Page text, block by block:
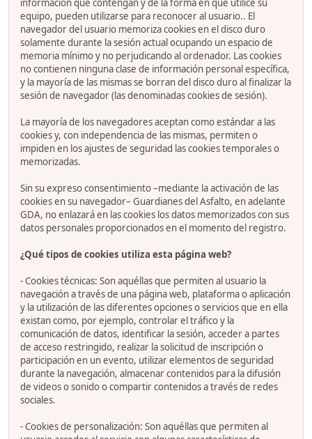
información que contengan y de la forma en que utilice su
equipo, pueden utilizarse para reconocer al usuario.. El
navegador del usuario memoriza cookies en el disco duro
solamente durante la sesión actual ocupando un espacio de
memoria mínimo y no perjudicando al ordenador. Las cookies
no contienen ninguna clase de información personal específica,
y la mayoría de las mismas se borran del disco duro al finalizar la
sesión de navegador (las denominadas cookies de sesión).
La mayoría de los navegadores aceptan como estándar a las
cookies y, con independencia de las mismas, permiten o
impiden en los ajustes de seguridad las cookies temporales o
memorizadas.
Sin su expreso consentimiento –mediante la activación de las
cookies en su navegador– Guardianes del Asfalto, en adelante
GDA, no enlazará en las cookies los datos memorizados con sus
datos personales proporcionados en el momento del registro.
¿Qué tipos de cookies utiliza esta página web?
- Cookies técnicas: Son aquéllas que permiten al usuario la
navegación a través de una página web, plataforma o aplicación
y la utilización de las diferentes opciones o servicios que en ella
existan como, por ejemplo, controlar el tráfico y la
comunicación de datos, identificar la sesión, acceder a partes
de acceso restringido, realizar la solicitud de inscripción o
participación en un evento, utilizar elementos de seguridad
durante la navegación, almacenar contenidos para la difusión
de videos o sonido o compartir contenidos a través de redes
sociales.
- Cookies de personalización: Son aquéllas que permiten al